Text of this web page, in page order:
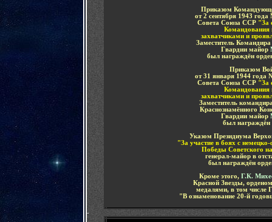
Приказом
от 2 сентября 1943
Совета Союза ССР "За
Командования
захватчиками и
Заместитель Командира
Гвардии майор
был награждён
Приказом
от 31 января 1944 года
Совета Союза ССР "За
Командования
захватчиками и
Заместитель
Краснознамённого
Гвардии майор
был награждён
Указом Президиума
"За участие в боях с
Победы Советского
генерал-майор в
был награждён
Кроме этого, Г.К.
Красной Звезды,
медалями, в том числе
"В ознаменование 20-й
-